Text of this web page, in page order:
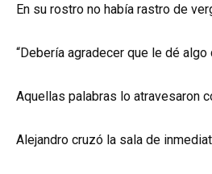
En su rostro no había rastro de
“Debería agradecer que le dé algo
Aquellas palabras lo atravesaron
Alejandro cruzó la sala de